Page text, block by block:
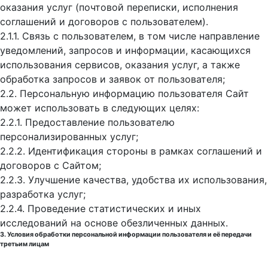
оказания услуг (почтовой переписки, исполнения
соглашений и договоров с пользователем).
2.1.1. Связь с пользователем, в том числе направление
уведомлений, запросов и информации, касающихся
использования сервисов, оказания услуг, а также
обработка запросов и заявок от пользователя;
2.2. Персональную информацию пользователя Сайт
может использовать в следующих целях:
2.2.1. Предоставление пользователю
персонализированных услуг;
2.2.2. Идентификация стороны в рамках соглашений и
договоров с Сайтом;
2.2.3. Улучшение качества, удобства их использования,
разработка услуг;
2.2.4. Проведение статистических и иных
исследований на основе обезличенных данных.
3. Условия обработки персональной информации пользователя и её передачи
третьим лицам